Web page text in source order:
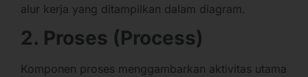
alur kerja yang ditampilkan dalam diagram.
2. Proses (Process)
Komponen proses menggambarkan aktivitas utama